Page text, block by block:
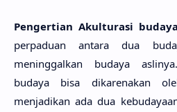
Pengertian Akulturasi
perpaduan antara dua
meninggalkan budaya
budaya bisa dikarenakan
menjadikan ada dua